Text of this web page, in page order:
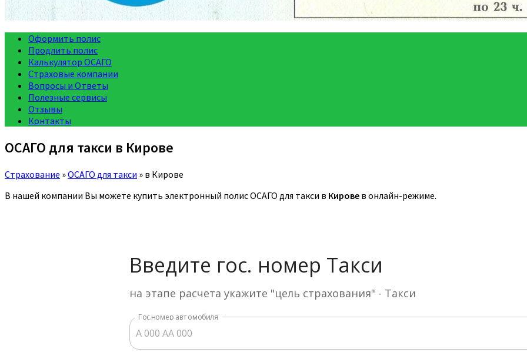
Оформить полис
Продлить полис
Калькулятор ОСАГО
Страховые компании
Вопросы и Ответы
Полезные сервисы
Отзывы
Контакты
ОСАГО для такси в Кирове
Страхование »ОСАГО для такси » в Кирове
В нашей компании Вы можете купить электронный полис ОСАГО для такси в Кирове в онлайн-режиме.